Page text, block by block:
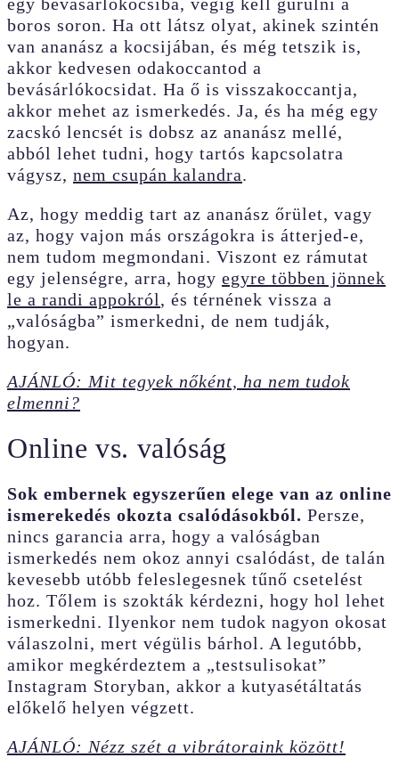
boros soron. Ha ott látsz olyat, akinek szintén
van ananász a kocsijában, és még tetszik is,
akkor kedvesen odakoccantod a
bevásárlókocsidat. Ha ő is visszakoccantja,
akkor mehet az ismerkedés. Ja, és ha még egy
zacskó lencsét is dobsz az ananász mellé,
abból lehet tudni, hogy tartós kapcsolatra
vágysz, nem csupán kalandra.
Az, hogy meddig tart az ananász őrület, vagy
az, hogy vajon más országokra is átterjed-e,
nem tudom megmondani. Viszont ez rámutat
egy jelenségre, arra, hogy egyre többen jönnek
le a randi appokról, és térnének vissza a
„valóságba” ismerkedni, de nem tudják,
hogyan.
AJÁNLÓ: Mit tegyek nőként, ha nem tudok
elmenni?
Online vs. valóság
Sok embernek egyszerűen elege van az online
ismerekedés okozta csalódásokból. Persze,
nincs garancia arra, hogy a valóságban
ismerkedés nem okoz annyi csalódást, de talán
kevesebb utóbb feleslegesnek tűnő csetelést
hoz. Tőlem is szokták kérdezni, hogy hol lehet
ismerkedni. Ilyenkor nem tudok nagyon okosat
válaszolni, mert végülis bárhol. A legutóbb,
amikor megkérdeztem a „testsulisokat”
Instagram Storyban, akkor a kutyasétáltatás
előkelő helyen végzett.
AJÁNLÓ: Nézz szét a vibrátoraink között!